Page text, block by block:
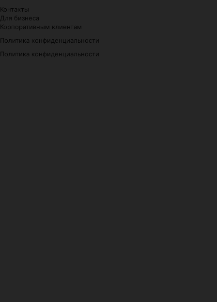
Контакты
Для бизнеса
Корпоративным клиентам
Политика конфиденциальности
Политика конфиденциальности